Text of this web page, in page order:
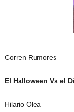
Corren Rumores
El Halloween Vs el
Hilario Olea